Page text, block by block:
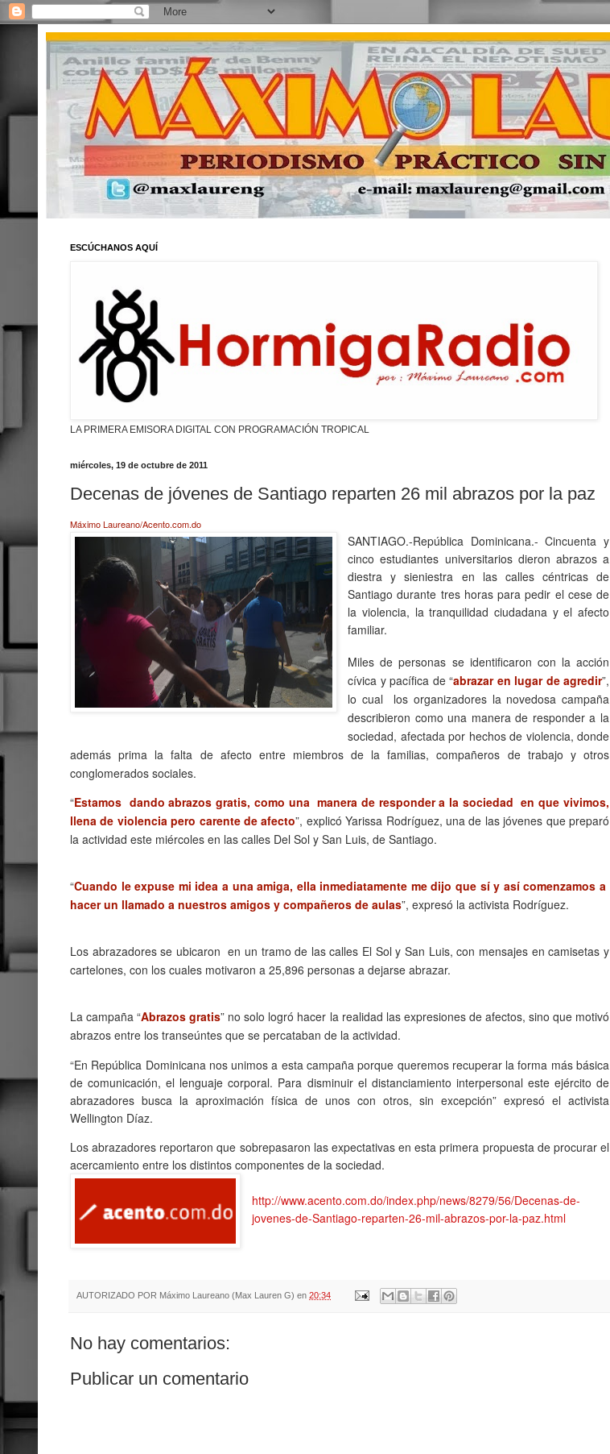
ESCÚCHANOS AQUÍ
LA PRIMERA EMISORA DIGITAL CON PROGRAMACIÓN TROPICAL
miércoles, 19 de octubre de 2011
Decenas de jóvenes de Santiago reparten 26 mil abrazos por la paz
Máximo Laureano/Acento.com.do
SANTIAGO.-República Dominicana.- Cincuenta y
cinco estudiantes universitarios dieron abrazos a
diestra y sieniestra en las calles céntricas de
Santiago durante tres horas para pedir el cese de
la violencia, la tranquilidad ciudadana y el afecto
familiar.
Miles de personas se identificaron con la acción
cívica y pacífica de “abrazar en lugar de agredir”,
lo cual los organizadores la novedosa campaña
describieron como una manera de responder a la
sociedad, afectada por hechos de violencia, donde
además prima la falta de afecto entre miembros de la familias, compañeros de trabajo y otros
conglomerados sociales.
“Estamos dando abrazos gratis, como una manera de responder a la sociedad en que vivimos,
llena de violencia pero carente de afecto”, explicó Yarissa Rodríguez, una de las jóvenes que preparó
la actividad este miércoles en las calles Del Sol y San Luis, de Santiago.
“Cuando le expuse mi idea a una amiga, ella inmediatamente me dijo que sí y así comenzamos a
hacer un llamado a nuestros amigos y compañeros de aulas”, expresó la activista Rodríguez.
Los abrazadores se ubicaron en un tramo de las calles El Sol y San Luis, con mensajes en camisetas y
cartelones, con los cuales motivaron a 25,896 personas a dejarse abrazar.
La campaña “Abrazos gratis” no solo logró hacer la realidad las expresiones de afectos, sino que motivó
abrazos entre los transeúntes que se percataban de la actividad.
“En República Dominicana nos unimos a esta campaña porque queremos recuperar la forma más básica
de comunicación, el lenguaje corporal. Para disminuir el distanciamiento interpersonal este ejército de
abrazadores busca la aproximación física de unos con otros, sin excepción” expresó el activista
Wellington Díaz.
Los abrazadores reportaron que sobrepasaron las expectativas en esta primera propuesta de procurar el
acercamiento entre los distintos componentes de la sociedad.
http://www.acento.com.do/index.php/news/8279/56/Decenas-de-
jovenes-de-Santiago-reparten-26-mil-abrazos-por-la-paz.html
AUTORIZADO POR Máximo Laureano (Max Lauren G) en 20:34
No hay comentarios:
Publicar un comentario